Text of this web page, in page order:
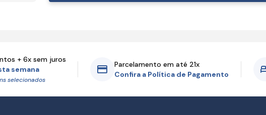
+ 6x sem juros
semana
selecionados
Parcelamento em até 21x
Confira a Política de Pagamento